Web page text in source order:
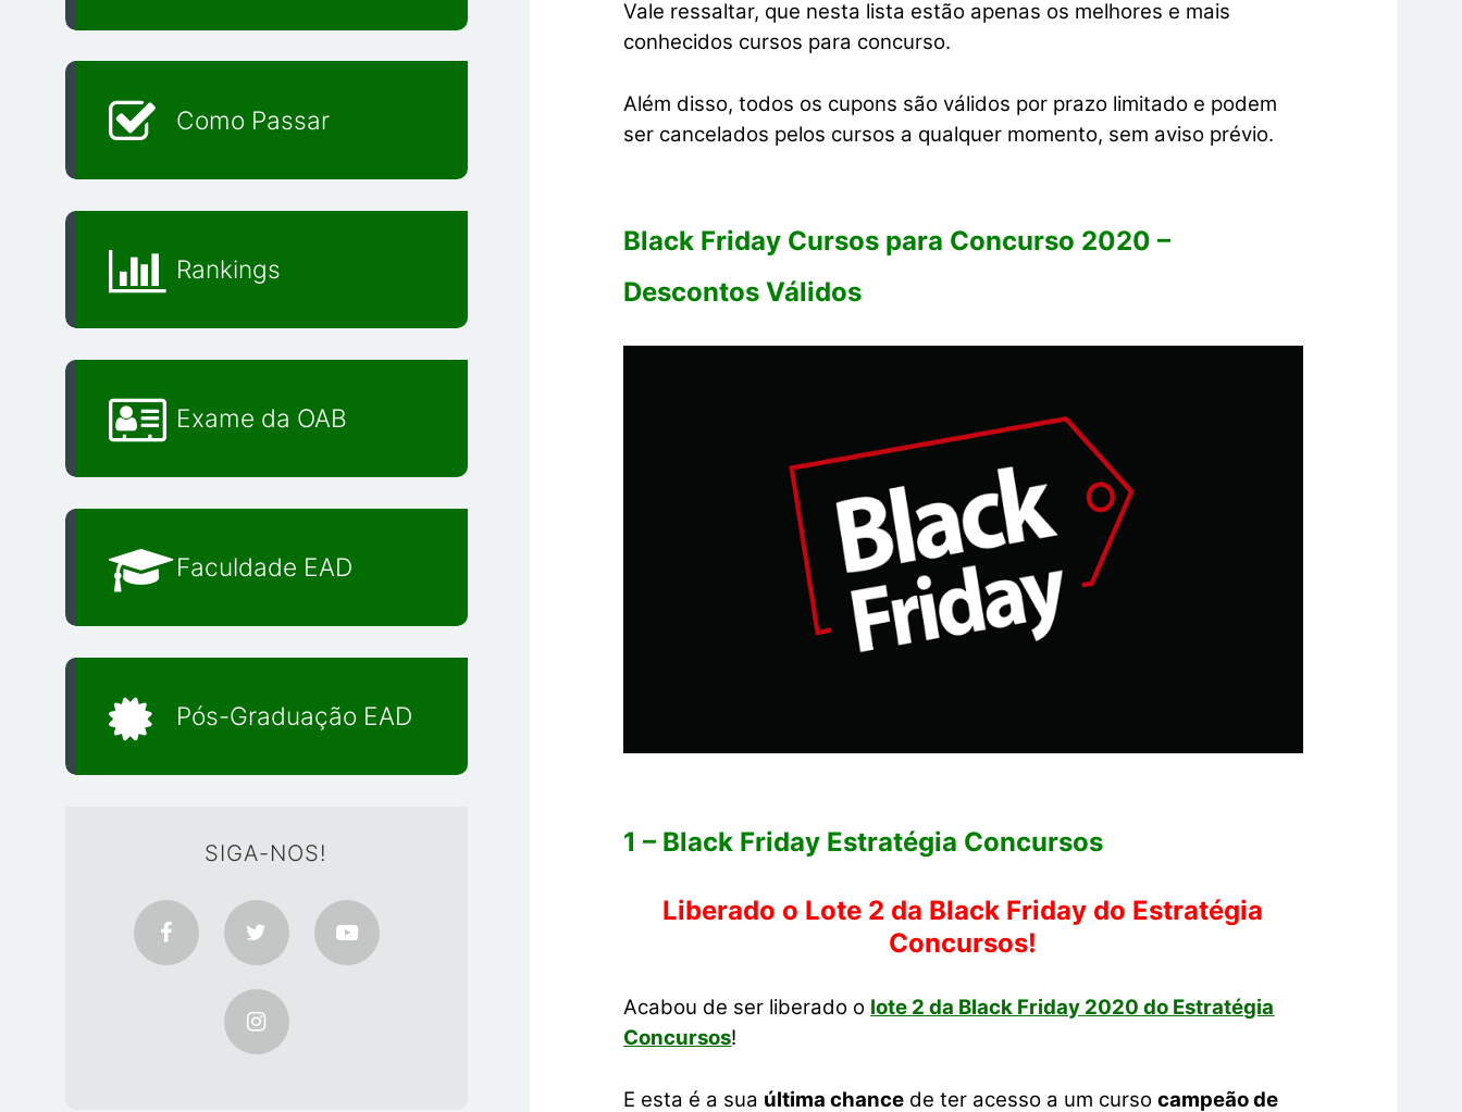
Vale ressaltar, que nesta lista estão apenas os melhores e mais
conhecidos cursos para concurso.
Além disso, todos os cupons são válidos por prazo limitado e podem
ser cancelados pelos cursos a qualquer momento, sem aviso prévio.
Black Friday Cursos para Concurso 2020 –
Descontos Válidos
1 – Black Friday Estratégia Concursos
Liberado o Lote 2 da Black Friday do Estratégia
Concursos!
Acabou de ser liberado o lote 2 da Black Friday 2020 do Estratégia
Concursos!
E esta é a sua última chance de ter acesso a um cursocampeão de
Como Passar
Rankings
Exame da OAB
Faculdade EAD
Pós-Graduação EAD
SIGA-NOS!